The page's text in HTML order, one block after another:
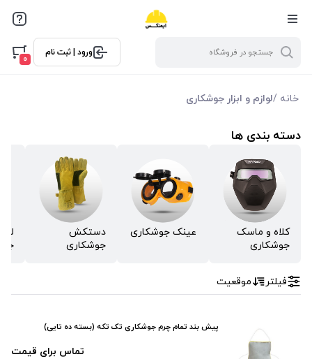
ورود | ثبت نام
0
خانه /لوازم و ابزار جوشکاری
دسته بندی ها
کلاه و ماسک
جوشکاری
عینک جوشکاری
دستکش
جوشکاری
فیلتر براساس ویژگی ها
فیلترکردن براساس تولید‌کننده
تجهیزات ایمنی تک پلاست
توتاص
لباس کار میهن دوخت
محصولات هترمن
فیلتر موقعیت
پیش بند تمام چرم جوشکاری تک تکه (بسته ده تایی)
تماس برای قیمت